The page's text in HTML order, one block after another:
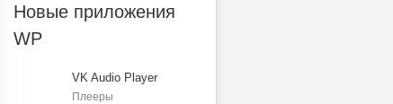
Новые приложения
WP
VK Audio Player
Плееры